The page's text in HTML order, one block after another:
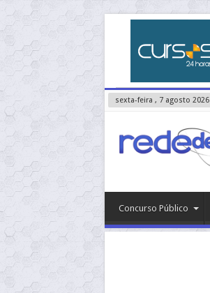
sexta-feira , 7 agosto 2026
Concurso Público